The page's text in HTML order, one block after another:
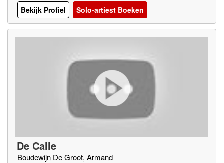
Bekijk Profiel
Solo-artiest Boeken
De Calle
Boudewijn De Groot, Armand